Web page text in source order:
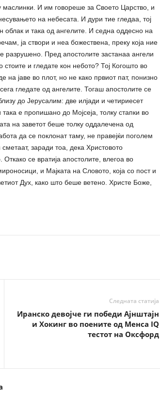
И им говореше за Своето Царство, и
на небесата. И дури тие гледаа, тој
и така од ангелите. И седна оддесно на
ја створи и неа божествена, преку која ние
разрушено. Пред апостолите застанаа ангели
и гледате кон небото? Тој Когошто во
на јаве во плот, но не како првиот пат, понизно
гледате од ангелите. Тогаш апостолите се
до Јерусалим: две илјади и четириесет
е пропишано до Мојсеја, толку стапки во
на заветот беше толку оддалечена од
да се поклонат таму, не правејќи поголем
заради тоа, дека Христовото
се вратија апостолите, влегоа во
и Мајката на Словото, која со пост и
Дух, како што беше ветено. Христе Боже,
Следната статија
Иранско девојче ги победи Ајнштајн
и Хокинг во поените од Менса IQ
тестот на Оксфорд